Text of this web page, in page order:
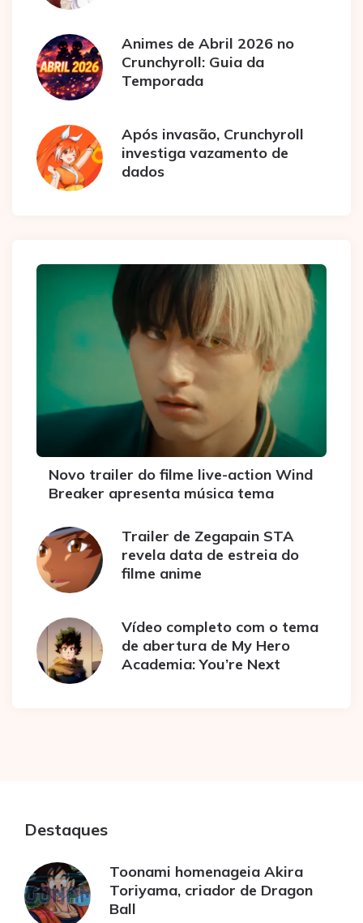
Animes de Abril 2026 no
Crunchyroll: Guia da
Temporada
Após invasão, Crunchyroll
investiga vazamento de
dados
Novo trailer do filme live-action Wind
Breaker apresenta música tema
Trailer de Zegapain STA
revela data de estreia do
filme anime
Vídeo completo com o tema
de abertura de My Hero
Academia: You’re Next
Destaques
Toonami homenageia Akira
Toriyama, criador de Dragon
Ball